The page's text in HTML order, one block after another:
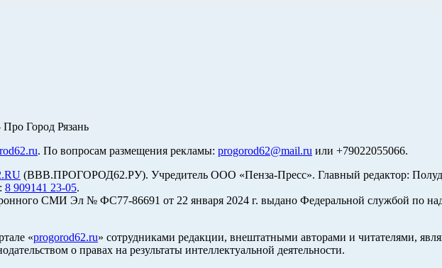
Город Рязань
. По вопросам размещения рекламы: progorod62@mail.ru или +79022055066.
(ВВВ.ПРОГОРОД62.РУ). Учредитель ООО «Пенза-Пресс». Главный редактор:
8 909141 23-05.
СМИ Эл № ФС77-86691 от 22 января 2024 г. выдано Федеральной службой по
«progorod62.ru» сотрудниками редакции, внештатными авторами и читателями,
о правах на результаты интеллектуальной деятельности.